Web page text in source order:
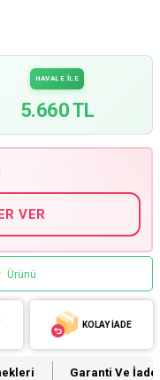
HAVALE İLE
5.660 TL
VER
Ürünü
KOLAY İADE
Garanti Ve İade